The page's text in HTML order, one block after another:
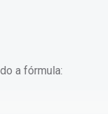
a fórmula: